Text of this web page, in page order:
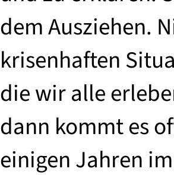
dem Ausziehen.
krisenhaften
die wir alle
dann kommt es
einigen Jahren